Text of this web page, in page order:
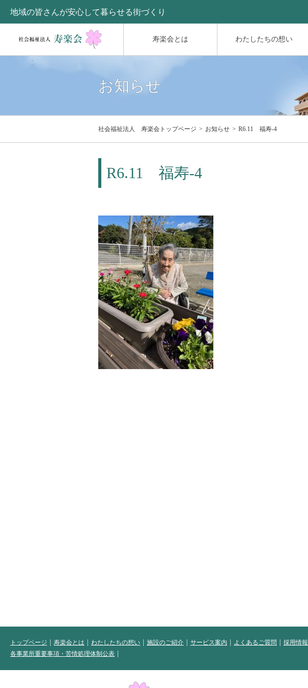
寿楽会とは わたしたちの想い
地域の皆さんが安心して暮らせる街づくり
お知らせ
社会福祉法人 寿楽会トップページ お知らせ R6.11 福寿-4
R6.11 福寿-4
トップページ 寿楽会とは わたしたちの想い 施設のご紹介 サービス案内 よくあるご質問 採用情報
各事業所重要事項・苦情処理体制公表